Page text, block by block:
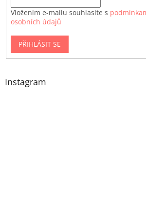
Vložením e-mailu souhlasíte s
osobních údajů
PŘIHLÁSIT SE
Instagram